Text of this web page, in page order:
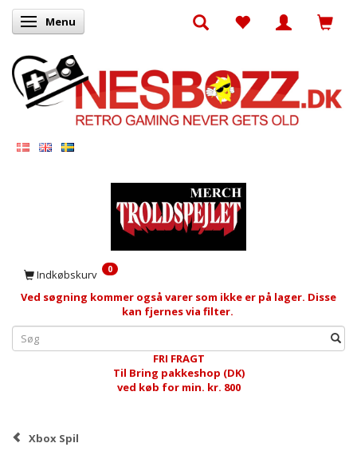
Skifte navigation
Menu
Indkøbskurv 0
Ved søgning kommer også varer som ikke er på lager. Disse
kan fjernes via filter.
FRI FRAGT
Til Bring pakkeshop (DK)
ved køb for min. kr. 800
Xbox Spil